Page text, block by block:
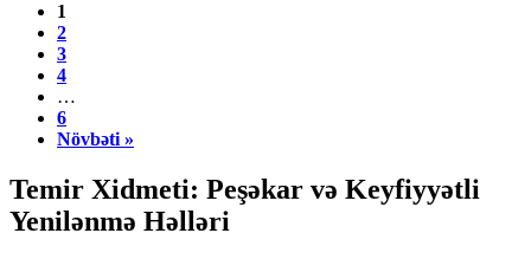
1
2
3
4
…
6
Növbəti »
Temir Xidmeti: Peşəkar və Keyfiyyətli
Yenilənmə Həlləri